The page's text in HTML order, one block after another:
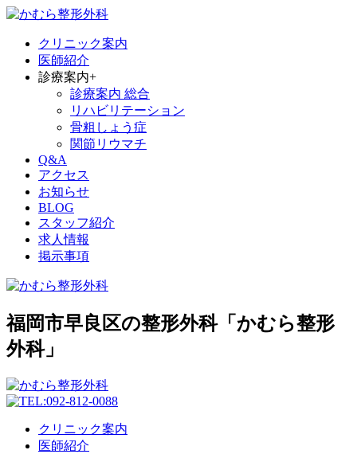
クリニック案内
医師紹介
診療案内+
診療案内 総合
リハビリテーション
骨粗しょう症
関節リウマチ
Q&A
アクセス
お知らせ
BLOG
スタッフ紹介
求人情報
掲示事項
福岡市早良区の整形外科「かむら整形
外科」
クリニック案内
医師紹介